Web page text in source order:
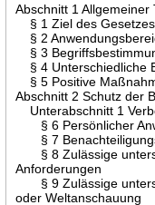
Abschnitt 1 Allgemeiner
§ 1 Ziel des Gesetzes
§ 2
§ 3
§ 4 Unterschiedliche
§ 5 Positive
Abschnitt 2 Schutz der
Unterabschnitt 1
§ 6 Persönlicher
§ 7
§ 8 Zulässige
Anforderungen
§ 9 Zulässige
oder Weltanschauung